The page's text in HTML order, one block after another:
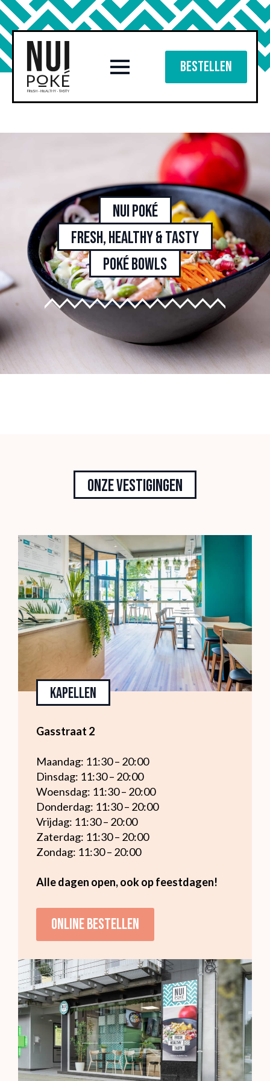
Bestellen
Nui Poké
Fresh, healthy & tasty
poké bowls
Onze vestigingen
Kapellen
Gasstraat 2
Maandag: 11:30 – 20:00
Dinsdag: 11:30 – 20:00
Woensdag: 11:30 – 20:00
Donderdag: 11:30 – 20:00
Vrijdag: 11:30 – 20:00
Zaterdag: 11:30 – 20:00
Zondag: 11:30 – 20:00
Alle dagen open, ook op feestdagen!
Online bestellen